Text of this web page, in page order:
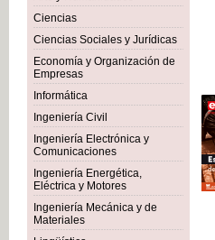
Ciencias
Ciencias Sociales y Jurídicas
Economía y Organización de
Empresas
Informática
Ingeniería Civil
Ingeniería Electrónica y
Comunicaciones
Ingeniería Energética,
Eléctrica y Motores
Ingeniería Mecánica y de
Materiales